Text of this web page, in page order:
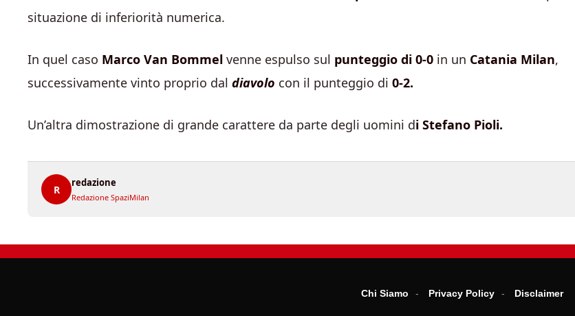
situazione di inferiorità numerica.
In quel caso Marco Van Bommel venne espulso sul punteggio di 0-0 in un Catania Milan,
successivamente vinto proprio dal diavolo con il punteggio di 0-2.
Un’altra dimostrazione di grande carattere da parte degli uomini di Stefano Pioli.
R
redazione
Redazione SpaziMilan
Chi Siamo Privacy Policy Disclaimer